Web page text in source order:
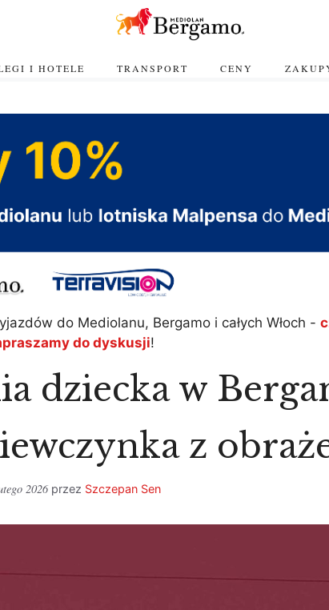
I HOTELE TRANSPORT CENY
do Mediolanu, Bergamo i całych Włoch -
do dyskusji!
dziecka w
z
2026 przez Szczepan Sen